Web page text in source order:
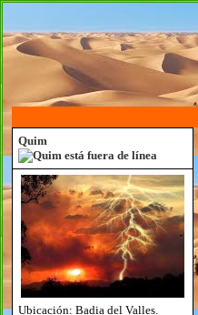
Quim
Ubicación: Badia del Valles.